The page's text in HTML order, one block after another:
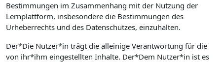
Bestimmungen im Zusammenhang mit der Nutzung der
Lernplattform, insbesondere die Bestimmungen des
Urheberrechts und des Datenschutzes, einzuhalten.
Der*Die Nutzer*in trägt die alleinige Verantwortung für die
von ihr*ihm eingestellten Inhalte. Der*Dem Nutzer*in ist es